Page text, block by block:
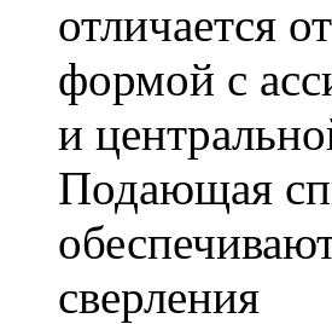
отличается
формой с
и
Подающая
сверления